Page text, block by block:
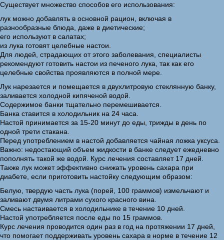
Существует множество способов его использования:
лук можно добавлять в основной рацион, включая в
разнообразные блюда, даже в диетические;
его используют в салатах;
из лука готовят целебные настои.
Для людей, страдающих от этого заболевания, специалисты
рекомендуют готовить настои из печеного лука, так как его
целебные свойства проявляются в полной мере.
Лук нарезается и помещается в двухлитровую стеклянную банку,
заливается холодной кипяченой водой.
Содержимое банки тщательно перемешивается.
Банка ставится в холодильник на 24 часа.
Настой принимается за 15-20 минут до еды, трижды в день по
одной трети стакана.
Перед употреблением в настой добавляется чайная ложка уксуса.
Важно: недостающий объем жидкости в банке следует ежедневно
пополнять такой же водой. Курс лечения составляет 17 дней.
Также лук может эффективно снижать уровень сахара при
диабете, если приготовить настойку следующим образом:
Белую, твердую часть лука (порей, 100 граммов) измельчают и
заливают двумя литрами сухого красного вина.
Смесь настаивается в холодильнике в течение 10 дней.
Настой употребляется после еды по 15 граммов.
Курс лечения проводится один раз в год на протяжении 17 дней,
что помогает поддерживать уровень сахара в норме в течение 12